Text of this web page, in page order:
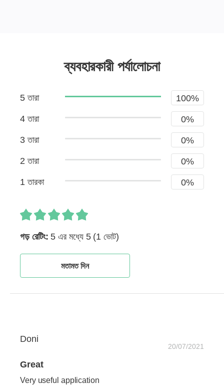
ব্যবহারকারী পর্যালোচনা
5 তারা 100%
4 তারা 0%
3 তারা 0%
2 তারা 0%
1 তারকা 0%
গড় রেটিং: 5 এর মধ্যে 5 (1 ভোট)
মতামত দিন
Doni
20/07/2021
Great
Very useful application